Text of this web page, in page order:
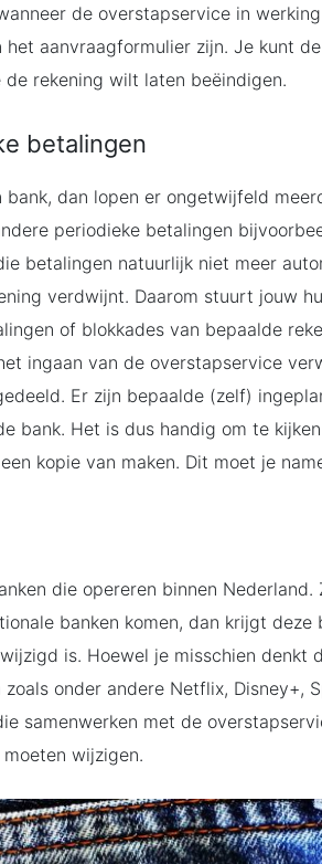
de overstapservice in
aanvraagformulier zijn. Je kunt
rekening wilt laten beëindigen.
betalingen
dan lopen er ongetwijfeld
periodieke betalingen
betalingen natuurlijk niet meer
verdwijnt. Daarom stuurt jouw
of blokkades van bepaalde
ingaan van de overstapservice
Er zijn bepaalde (zelf)
bank. Het is dus handig om te
kopie van maken. Dit moet je
die opereren binnen Nederland.
banken komen, dan krijgt deze
is. Hoewel je misschien denkt
onder andere Netflix, Disney+,
samenwerken met de
wijzigen.